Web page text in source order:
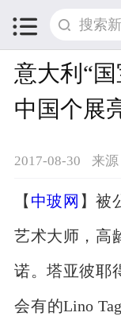

意大利“
中国个展
2017-08-30 来
【 中玻网 】被
艺术大师，高
诺。塔亚彼耶
会有的Lino